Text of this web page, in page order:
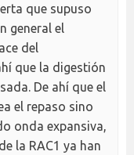
que supuso
general el
del
que la digestión
De ahí que el
el repaso sino
onda expansiva,
la RAC1 ya han